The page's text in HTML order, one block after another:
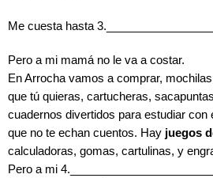
Me cuesta hasta
Pero a mi mamá no le va a costar.
En Arrocha vamos a comprar,
que tú quieras, cartucheras,
cuadernos divertidos para estudiar con
que no te echan cuentos. Hay juegos
calculadoras, gomas, cartulinas, y
Pero a mi